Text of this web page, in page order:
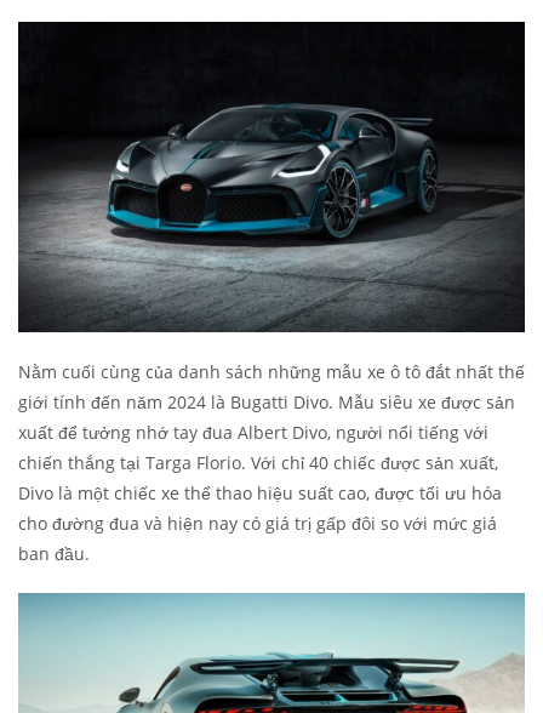
Nằm cuối cùng của danh sách những mẫu xe ô tô đắt nhất thế
giới tính đến năm 2024 là Bugatti Divo. Mẫu siêu xe được sản
xuất để tưởng nhớ tay đua Albert Divo, người nổi tiếng với
chiến thắng tại Targa Florio. Với chỉ 40 chiếc được sản xuất,
Divo là một chiếc xe thể thao hiệu suất cao, được tối ưu hóa
cho đường đua và hiện nay có giá trị gấp đôi so với mức giá
ban đầu.